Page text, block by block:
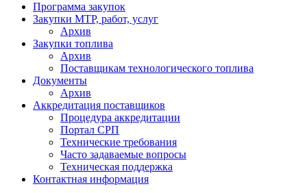
Программа закупок
Закупки МТР, работ, услуг
Архив
Закупки топлива
Архив
Поставщикам технологического топлива
Документы
Архив
Аккредитация поставщиков
Процедура аккредитации
Портал СРП
Технические требования
Часто задаваемые вопросы
Техническая поддержка
Контактная информация